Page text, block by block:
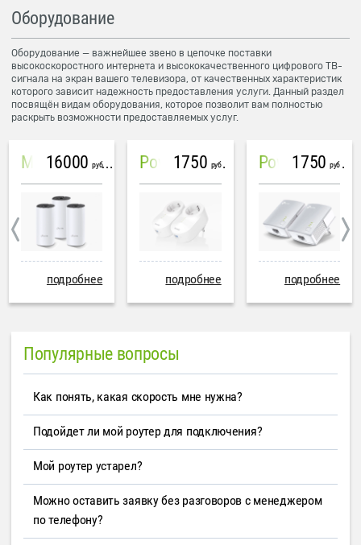
Оборудование
Оборудование — важнейшее звено в цепочке поставки
высокоскоростного интернета и высококачественного цифрового ТВ-
сигнала на экран вашего телевизора, от качественных характеристик
которого зависит надежность предоставления услуги. Данный раздел
посвящён видам оборудования, которое позволит вам полностью
раскрыть возможности предоставляемых услуг.
Mesh система TP-Link Deco M4 (3 устройства)
16000 руб
подробнее
PowerLine Tenda PH6
1750 руб
подробнее
PowerLine TP-Link AV600
1750 руб
подробнее
Популярные вопросы
Как понять, какая скорость мне нужна?
Подойдет ли мой роутер для подключения?
Мой роутер устарел?
Можно оставить заявку без разговоров с менеджером
по телефону?